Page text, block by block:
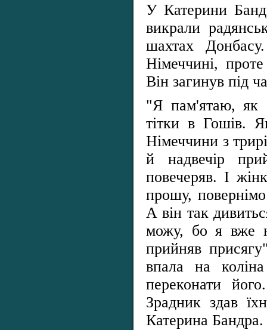
У Катерини
викрали
шахтах
Німеччині,
Він загинув під
"Я пам'ятаю, як
тітки в Гошів.
Німеччини з
й надвечір
повечеряв. І
прошу,
А він так
можу, бо я вже
прийняв
впала на
переконати
Зрадник здав
Катерина Бандра.